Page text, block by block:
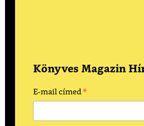
Könyves Magazin
E-mail címed *